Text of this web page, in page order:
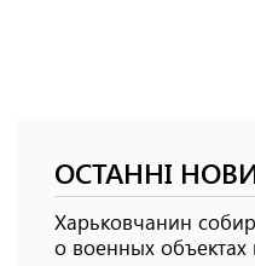
ОСТАННІ
Харьковчанин
о военных объектах